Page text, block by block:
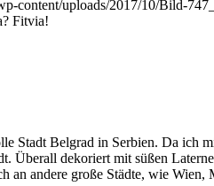
content/uploads/2017/10/Bild-
Fitvia!
Stadt Belgrad in Serbien. Da ich
Überall dekoriert mit süßen
an andere große Städte, wie